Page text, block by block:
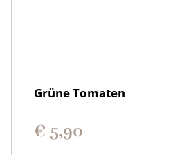
Grüne Tomaten
€ 5,90